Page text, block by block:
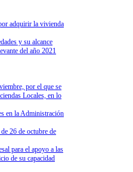
adquirir la vivienda
y su alcance
del año 2021
por el que se
Locales, en lo
en la Administración
26 de octubre de
para el apoyo a las
de su capacidad